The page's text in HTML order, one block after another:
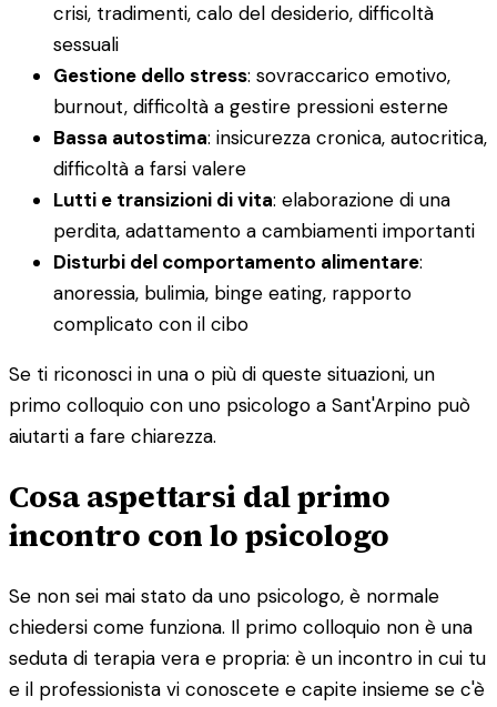
crisi, tradimenti, calo del desiderio, difficoltà
sessuali
Gestione dello stress: sovraccarico emotivo,
burnout, difficoltà a gestire pressioni esterne
Bassa autostima: insicurezza cronica, autocritica,
difficoltà a farsi valere
Lutti e transizioni di vita: elaborazione di una
perdita, adattamento a cambiamenti importanti
Disturbi del comportamento alimentare:
anoressia, bulimia, binge eating, rapporto
complicato con il cibo
Se ti riconosci in una o più di queste situazioni, un
primo colloquio con uno psicologo a Sant'Arpino può
aiutarti a fare chiarezza.
Cosa aspettarsi dal primo
incontro con lo psicologo
Se non sei mai stato da uno psicologo, è normale
chiedersi come funziona. Il primo colloquio non è una
seduta di terapia vera e propria: è un incontro in cui tu
e il professionista vi conoscete e capite insieme se c'è